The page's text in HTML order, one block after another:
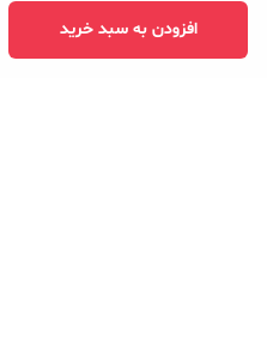
افزودن به سبد خرید